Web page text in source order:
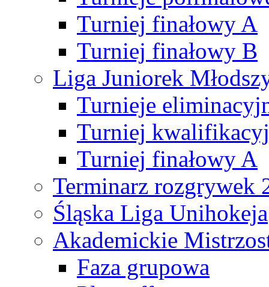
Turniej finałowy A
Turniej finałowy B
Liga Juniorek
Turnieje
Turniej
Turniej finałowy A
Terminarz rozgrywek
Śląska Liga Unihokeja
Akademickie
Faza grupowa